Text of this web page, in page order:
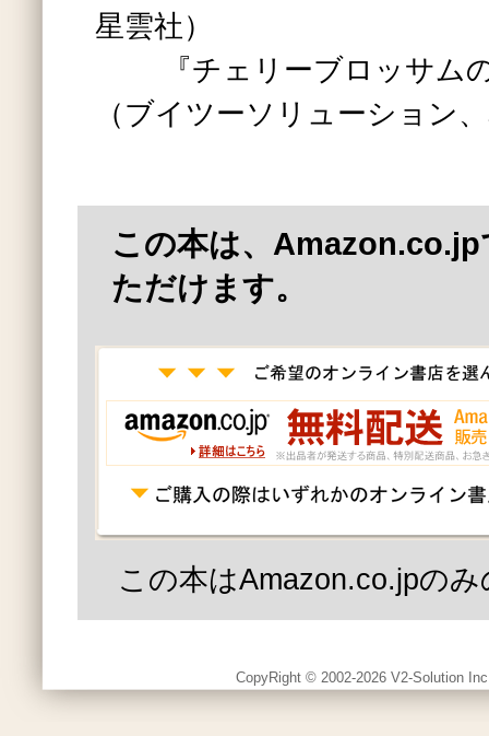
星雲社）
『チェリーブロッサムの
（ブイツーソリューション
この本は、
ただけます。
この本はAmazon.co.jpの
CopyRight © 2002-2026 V2-Solution